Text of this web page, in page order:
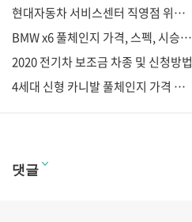
현대자동차 서비스센터 직영점 위치 및 영업시간
BMW x6 풀체인지 가격, 스펙, 시승신청
2020 전기차 보조금 차종 및 신청방법
4세대 신형 카니발 풀체인지 가격 및 옵션
댓글